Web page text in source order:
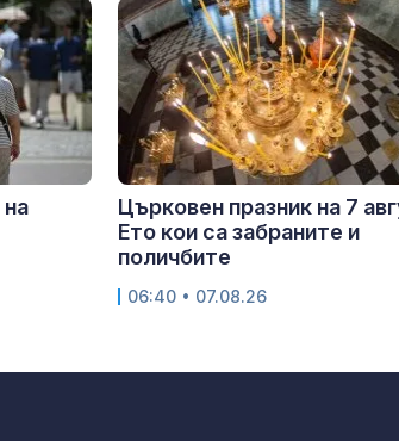
Църковен празник на 7
Ето кои са забраните и
поличбите
06:40 • 07.08.26